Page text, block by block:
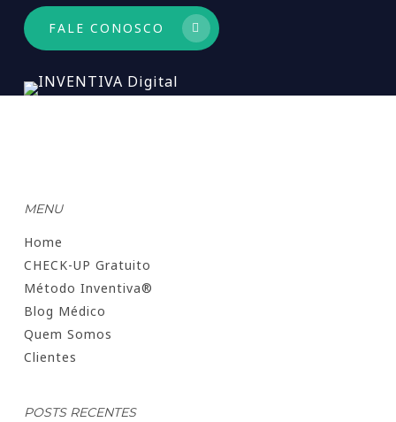
FALE CONOSCO
MENU
Home
CHECK-UP Gratuito
Método Inventiva®
Blog Médico
Quem Somos
Clientes
POSTS RECENTES